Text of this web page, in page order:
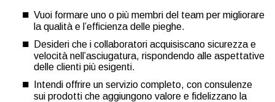
Vuoi formare uno o più membri del team per migliorare
la qualità e l’efficienza delle pieghe.
Desideri che i collaboratori acquisiscano sicurezza e
velocità nell’asciugatura, rispondendo alle aspettative
delle clienti più esigenti.
Intendi offrire un servizio completo, con consulenze
sui prodotti che aggiungono valore e fidelizzano la